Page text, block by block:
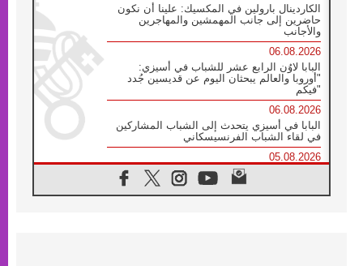
الكاردينال بارولين في المكسيك: علينا أن نكون
حاضرين إلى جانب المهمشين والمهاجرين
والأجانب
06.08.2026
البابا لاوُن الرابع عشر للشباب في أسيزي:
"أوروبا والعالم يبحثان اليوم عن قديسين جُدد
فيكم"
06.08.2026
البابا في أسيزي يتحدث إلى الشباب المشاركين
في لقاء الشباب الفرنسيسكاني
05.08.2026
في مقابلته العامة مع المؤمنين البابا لاوُن الرابع
عشر يواصل الحديث عن الدستور في الليتورجيا
المقدسة مسلطا الضوء على صلاة الكنيسة